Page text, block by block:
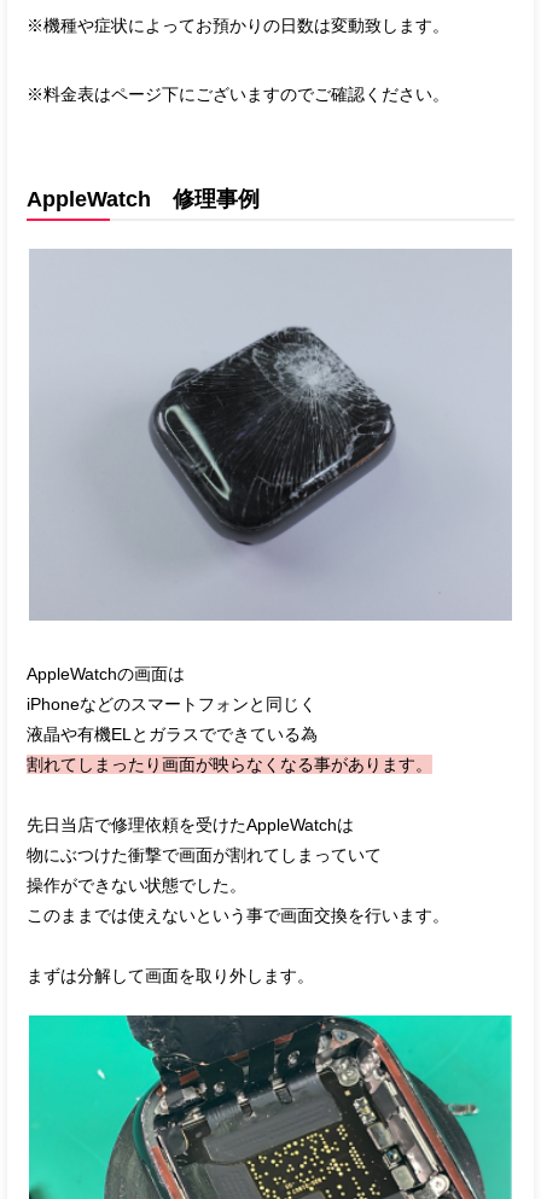
※機種や症状によってお預かりの日数は変動致します。
※料金表はページ下にございますのでご確認ください。
AppleWatch 修理事例
AppleWatchの画面は
iPhoneなどのスマートフォンと同じく
液晶や有機ELとガラスでできている為
割れてしまったり画面が映らなくなる事があります。
先日当店で修理依頼を受けたAppleWatchは
物にぶつけた衝撃で画面が割れてしまっていて
操作ができない状態でした。
このままでは使えないという事で画面交換を行います。
まずは分解して画面を取り外します。